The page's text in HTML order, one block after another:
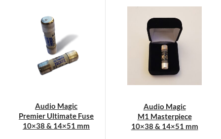
Deze
optie
kan
de
productpagina
Audio Magic
Premier Ultimate Fuse
10×38 & 14×51 mm
Audio Magic
M1 Masterpiece
10×38 & 14×51 mm